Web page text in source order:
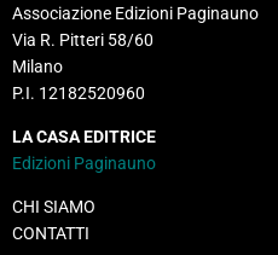
Associazione Edizioni Paginauno
Via R. Pitteri 58/60
Milano
P.I. 12182520960
LA CASA EDITRICE
Edizioni Paginauno
CHI SIAMO
CONTATTI